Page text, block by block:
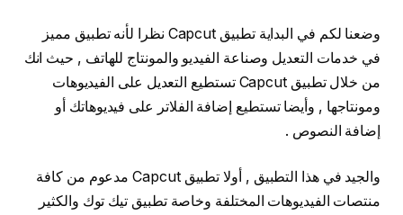
وضعنا لكم في البداية تطبيق Capcut نظرا لأنه تطبيق مميز
في خدمات التعديل وصناعة الفيديو والمونتاج للهاتف , حيث انك
من خلال تطبيق Capcut تستطيع التعديل على الفيديوهات
ومونتاجها , وأيضا تستطيع إضافة الفلاتر على فيديوهاتك أو
إضافة النصوص .
والجيد في هذا التطبيق , أولا تطبيق Capcut مدعوم من كافة
منتصات الفيديوهات المختلفة وخاصة تطبيق تيك توك والكثير